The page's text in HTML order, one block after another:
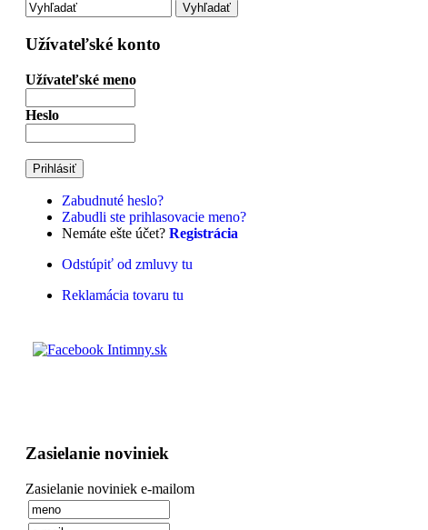
Užívateľské konto
Užívateľské meno
Heslo
Zabudnuté heslo?
Zabudli ste prihlasovacie meno?
Nemáte ešte účet? Registrácia
Odstúpiť od zmluvy tu
Reklamácia tovaru tu
Zasielanie noviniek
Zasielanie noviniek e-mailom